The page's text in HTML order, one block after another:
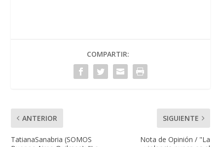
COMPARTIR:
ANTERIOR
TatianaSanabria (SOMOS
SIGUIENTE
Nota de Opinión / "La